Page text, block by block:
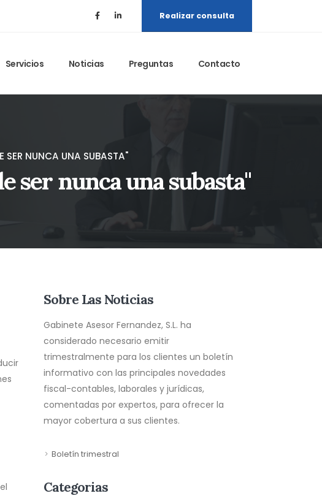
Realizar consulta
Servicios Noticias Preguntas Contacto
SER NUNCA UNA SUBASTA"
ser nunca una subasta"
Sobre Las Noticias
Gabinete Asesor Fernandez, S.L. ha
considerado necesario emitir
trimestralmente para los clientes un boletín
informativo con las principales novedades
fiscal-contables, laborales y jurídicas,
comentadas por expertos, para ofrecer la
mayor cobertura a sus clientes.
Boletín trimestral
Categorias